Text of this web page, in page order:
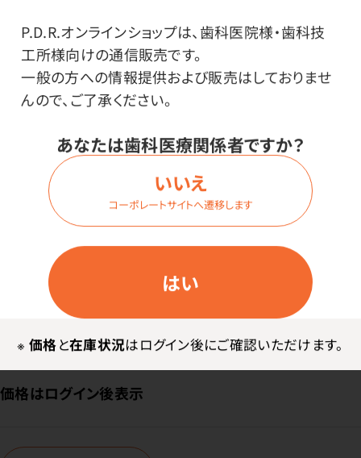
P.D.R.オンラインショップは、歯科医院様・歯科技
工所様向けの通信販売です。
一般の方への情報提供および販売はしておりませ
んので、ご了承ください。
あなたは歯科医療関係者ですか？
はい
いいえ
コーポレートサイトへ遷移します
※ 価格と在庫状況はログイン後にご確認いただけます。
ログイン
在庫：○
ダイス・ビビットイエロー・アシッドラ
イム・トロピカルピンク）
価格はログイン後表示